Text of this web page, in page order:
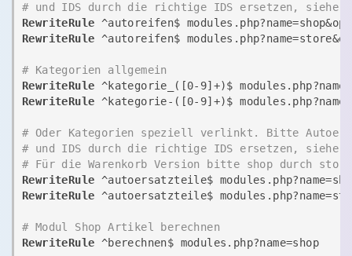
# und IDS durch die richtige IDS ersetzen, siehe
RewriteRule
RewriteRule ^autoreifen$
# Kategorien allgemein
RewriteRule ^kategorie_([0-9]+)$
RewriteRule ^kategorie-([0-9]+)$
# Oder Kategorien speziell verlinkt. Bitte
# und IDS durch die richtige IDS ersetzen, siehe
# Für die Warenkorb Version bitte shop durch
RewriteRule
RewriteRule ^autoersatzteile$
# Modul Shop Artikel berechnen
RewriteRule ^berechnen$ modules.php?name=shop